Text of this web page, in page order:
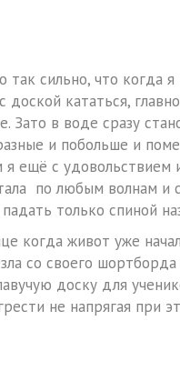
так сильно, что когда
доской кататься,
Зато в воде сразу
и побольше и
ещё с удовольствием
по любым волнам и
только спиной
когда живот уже
со своего шортборда
доску для
не напрягая при